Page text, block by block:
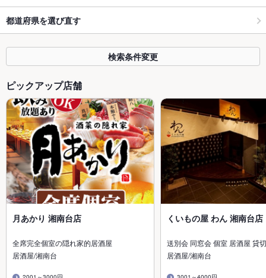
都道府県を選び直す
検索条件変更
ピックアップ店舗
月あかり 湘南台店
全席完全個室の隠れ家的居酒屋
居酒屋/湘南台
くいもの屋 わん 湘南台店
送別会 同窓会 個室 居酒屋 貸
居酒屋/湘南台